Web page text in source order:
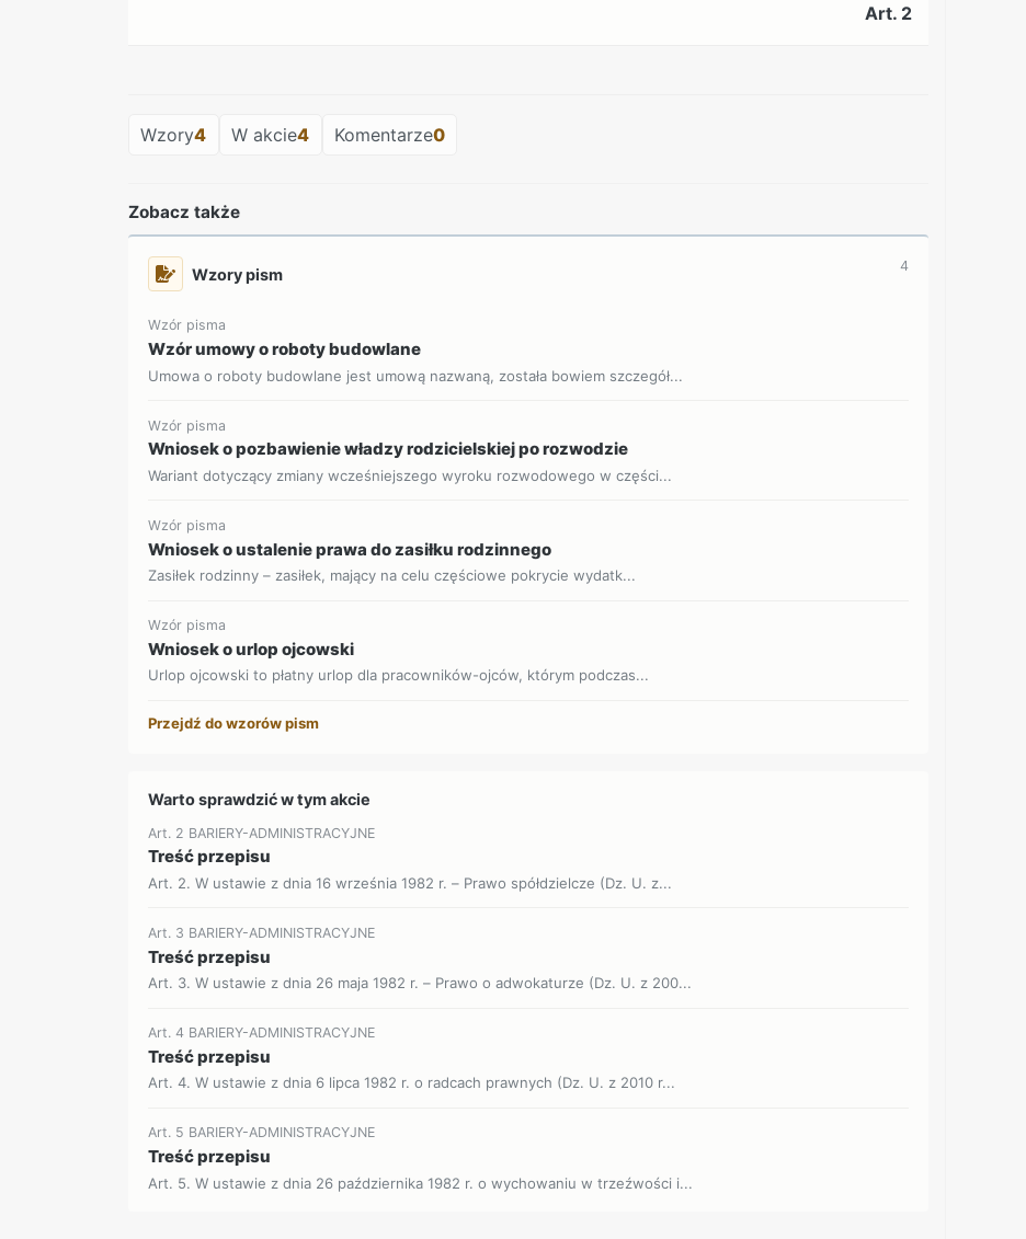
Art. 2
Wzory4 W akcie4 Komentarze0
Zobacz także
Wzory pism 4
Wzór pisma
Wzór umowy o roboty budowlane
Umowa o roboty budowlane jest umową nazwaną, została bowiem szczegół...
Wzór pisma
Wniosek o pozbawienie władzy rodzicielskiej po rozwodzie
Wariant dotyczący zmiany wcześniejszego wyroku rozwodowego w części...
Wzór pisma
Wniosek o ustalenie prawa do zasiłku rodzinnego
Zasiłek rodzinny – zasiłek, mający na celu częściowe pokrycie wydatk...
Wzór pisma
Wniosek o urlop ojcowski
Urlop ojcowski to płatny urlop dla pracowników-ojców, którym podczas...
Przejdź do wzorów pism
Warto sprawdzić w tym akcie
Art. 2 BARIERY-ADMINISTRACYJNE
Treść przepisu
Art. 2. W ustawie z dnia 16 września 1982 r. – Prawo spółdzielcze (Dz. U. z...
Art. 3 BARIERY-ADMINISTRACYJNE
Treść przepisu
Art. 3. W ustawie z dnia 26 maja 1982 r. – Prawo o adwokaturze (Dz. U. z 200...
Art. 4 BARIERY-ADMINISTRACYJNE
Treść przepisu
Art. 4. W ustawie z dnia 6 lipca 1982 r. o radcach prawnych (Dz. U. z 2010 r...
Art. 5 BARIERY-ADMINISTRACYJNE
Treść przepisu
Art. 5. W ustawie z dnia 26 października 1982 r. o wychowaniu w trzeźwości i...